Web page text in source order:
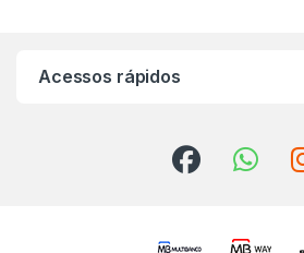
Acessos rápidos